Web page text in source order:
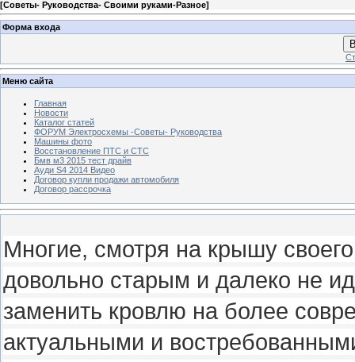
[Советы- Руководства- Своими руками-Разное]
Форма входа
Меню сайта
Главная
Новости
Каталог статей
ФОРУМ Электросхемы -Советы- Руководства
Машины фото
Восстановление ПТС и СТС
Бмв м3 2015 тест драйв
Ауди S4 2014 Видео
Договор купли продажи автомобиля
Договор рассрочка
Многие, смотря на крышу
довольно старым и далеко не
заменить кровлю на более
актуальными и